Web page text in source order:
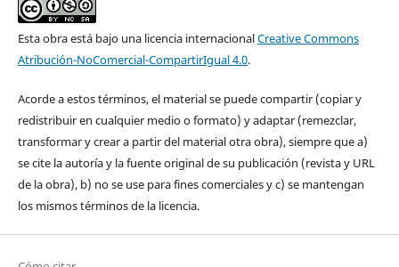
Esta obra está bajo una licencia internacionalCreative Commons
Atribución-NoComercial-CompartirIgual 4.0.
Acorde a estos términos, el material se puede compartir (copiar y
redistribuir en cualquier medio o formato) y adaptar (remezclar,
transformar y crear a partir del material otra obra), siempre que a)
se cite la autoría y la fuente original de su publicación (revista y URL
de la obra), b) no se use para fines comerciales y c) se mantengan
los mismos términos de la licencia.